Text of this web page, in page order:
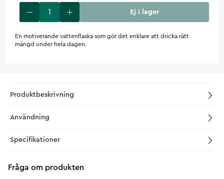
Ej i lager
En motiverande vattenflaska som gör det enklare att dricka rätt
mängd under hela dagen.
Produktbeskrivning
Användning
Specifikationer
Fråga om produkten